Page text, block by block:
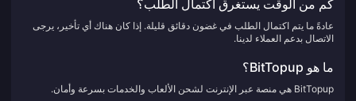
كم من الوقت يستغرق اكتمال الطلب؟
عادةً ما يتم اكتمال الطلب في غضون دقائق قليلة. إذا كان هناك أي تأخير، يرجى
الاتصال بدعم العملاء لدينا.
ما هو BitTopup؟
BitTopup هي منصة عبر الإنترنت لشحن الألعاب والخدمات بسرعة وأمان.